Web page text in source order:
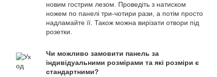
новим гострим лезом. Проведіть з натиском
ножем по панелі три-чотири рази, а потім просто
надламайте її. Також можна вирізати отвори під
розетки.
Чи можливо замовити панель за
індивідуальними розмірами та які розміри є
стандартними?